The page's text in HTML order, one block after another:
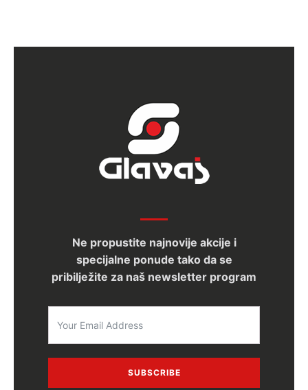
Ne propustite najnovije akcije i
specijalne ponude tako da se
pribilježite za naš newsletter program
SUBSCRIBE